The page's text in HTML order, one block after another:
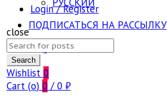
ПОДПИСАТЬСЯ НА РАССЫЛКУ
FAQ
Login / Register
close
Search
for:
Search
Wishlist 0
Cart (o) 0 / 0 ₽